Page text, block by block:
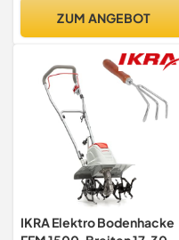
ZUM ANGEBOT
IKRA Elektro Bodenhacke